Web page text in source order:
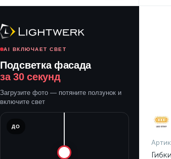
AI ВКЛЮЧАЕТ СВЕТ
Подсветка фасада
за 30 секунд
Загрузите фото — потяните ползунок и
включите свет
ДО